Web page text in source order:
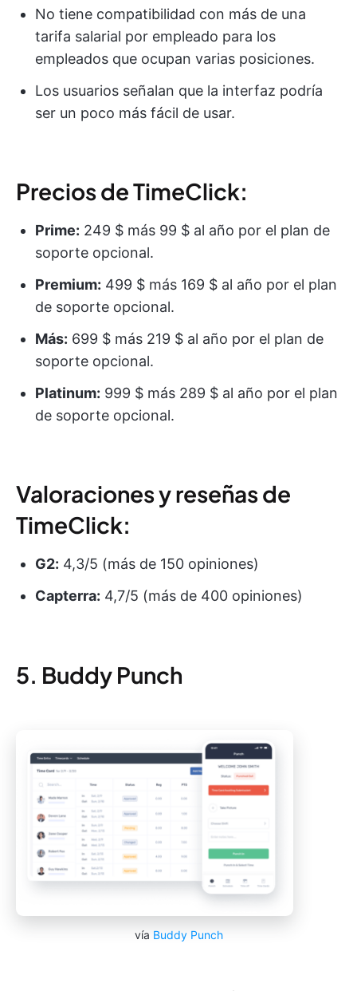
No tiene compatibilidad con más de una
tarifa salarial por empleado para los
empleados que ocupan varias posiciones.
Los usuarios señalan que la interfaz podría
ser un poco más fácil de usar.
Precios de TimeClick:
Prime: 249 $ más 99 $ al año por el plan de
soporte opcional.
Premium: 499 $ más 169 $ al año por el plan
de soporte opcional.
Más: 699 $ más 219 $ al año por el plan de
soporte opcional.
Platinum: 999 $ más 289 $ al año por el plan
de soporte opcional.
Valoraciones y reseñas de
TimeClick:
G2: 4,3/5 (más de 150 opiniones)
Capterra: 4,7/5 (más de 400 opiniones)
5. Buddy Punch
vía Buddy Punch